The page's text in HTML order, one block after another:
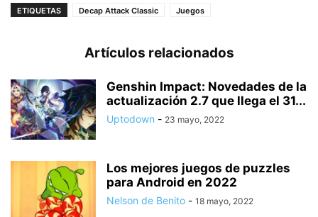
ETIQUETAS Decap Attack Classic Juegos
Artículos relacionados
Genshin Impact: Novedades de la
actualización 2.7 que llega el 31...
Uptodown - 23 mayo, 2022
Los mejores juegos de puzzles
para Android en 2022
Nelson de Benito - 18 mayo, 2022